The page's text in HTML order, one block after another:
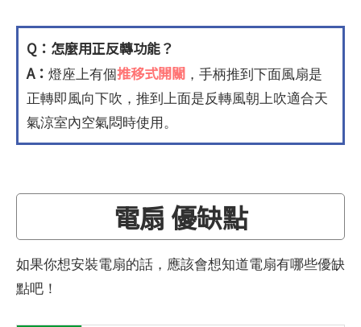
Q：怎麼用正反轉功能？
A： 燈座上有個推移式開關 ，手柄推到下面風扇是
正轉即風向下吹，推到上面是反轉風朝上吹適合天
氣涼室內空氣悶時使用。
電扇 優缺點
如果你想安裝電扇的話，應該會想知道電扇有哪些優缺
點吧！